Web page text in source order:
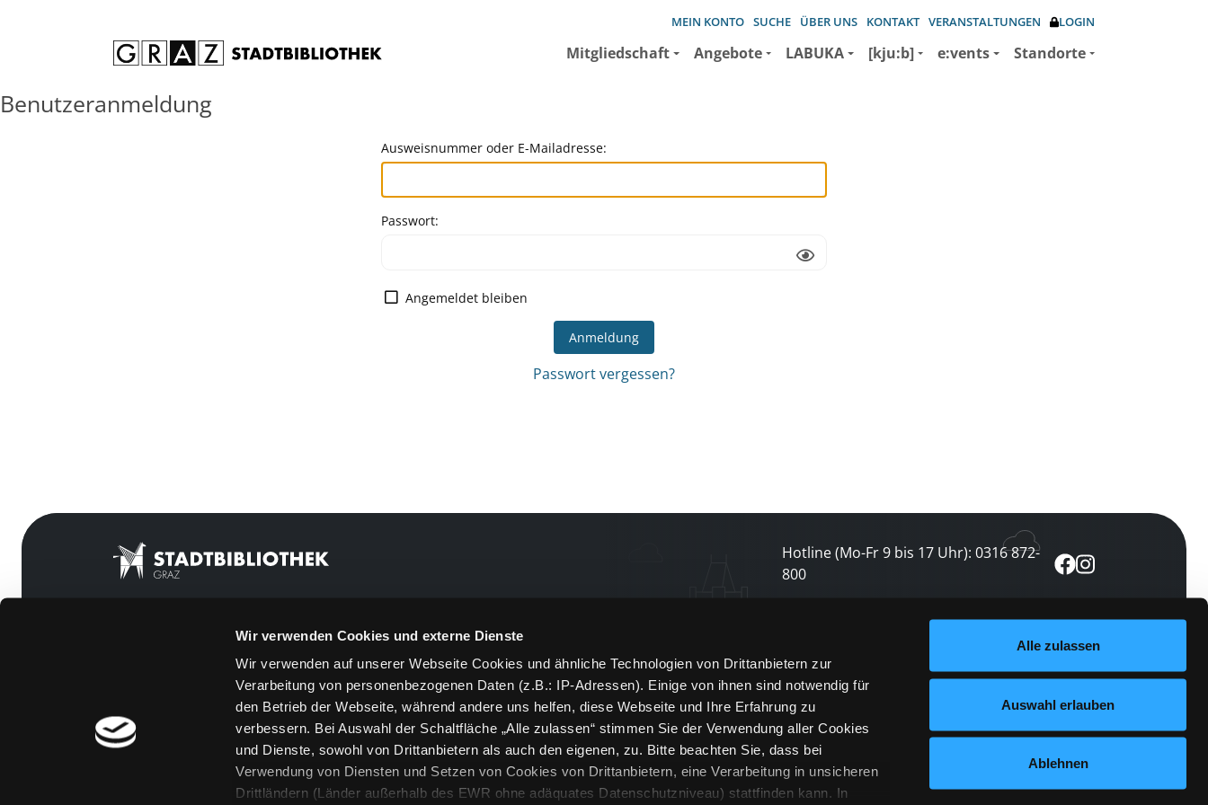
Wir verwenden Cookies und externe Dienste
Wir verwenden auf unserer Webseite Cookies und ähnliche Technologien von Drittanbietern zur
Verarbeitung von personenbezogenen Daten (z.B.: IP-Adressen). Einige von ihnen sind notwendig für
den Betrieb der Webseite, während andere uns helfen, diese Webseite und Ihre Erfahrung zu
verbessern. Bei Auswahl der Schaltfläche „Alle zulassen“ stimmen Sie der Verwendung aller Cookies
und Dienste, sowohl von Drittanbietern als auch den eigenen, zu. Bitte beachten Sie, dass bei
Verwendung von Diensten und Setzen von Cookies von Drittanbietern, eine Verarbeitung in unsicheren
Drittländern (Länder außerhalb des EWR ohne adäquates Datenschutzniveau) stattfinden kann. In
Alle zulassen
Auswahl erlauben
Ablehnen
MEIN KONTO SUCHE ÜBER UNS KONTAKT VERANSTALTUNGEN LOGIN
Mitgliedschaft Angebote LABUKA [kju:b] e:vents Standorte
Benutzeranmeldung
Ausweisnummer oder E-Mailadresse:
Passwort:
Angemeldet bleiben
Passwort vergessen?
Hotline (Mo-Fr 9 bis 17 Uhr): 0316 872-
800
[kju:b]
Feedback
Kontakt
Über uns
Jobs
Medienwunsch
FAQs
Newsletter abonnieren
und keine Veranstaltung verpassen
jetzt abonnieren